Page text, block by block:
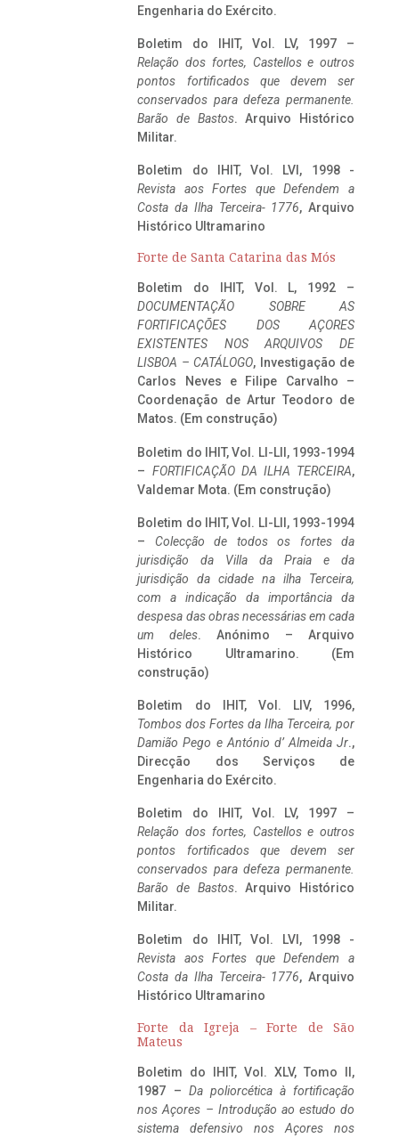
Engenharia do Exército.
Boletim do IHIT, Vol. LV, 1997 –
Relação dos fortes, Castellos e outros
pontos fortificados que devem ser
conservados para defeza permanente.
Barão de Bastos. Arquivo Histórico
Militar.
Boletim do IHIT, Vol. LVI, 1998 -
Revista aos Fortes que Defendem a
Costa da Ilha Terceira- 1776, Arquivo
Histórico Ultramarino
Forte de Santa Catarina das Mós
Boletim do IHIT, Vol. L, 1992 –
DOCUMENTAÇÃO SOBRE AS
FORTIFICAÇÕES DOS AÇORES
EXISTENTES NOS ARQUIVOS DE
LISBOA – CATÁLOGO, Investigação de
Carlos Neves e Filipe Carvalho –
Coordenação de Artur Teodoro de
Matos. (Em construção)
Boletim do IHIT, Vol. LI-LII, 1993-1994
– FORTIFICAÇÃO DA ILHA TERCEIRA,
Valdemar Mota. (Em construção)
Boletim do IHIT, Vol. LI-LII, 1993-1994
– Colecção de todos os fortes da
jurisdição da Villa da Praia e da
jurisdição da cidade na ilha Terceira,
com a indicação da importância da
despesa das obras necessárias em cada
um deles. Anónimo – Arquivo
Histórico Ultramarino. (Em
construção)
Boletim do IHIT, Vol. LIV, 1996,
Tombos dos Fortes da Ilha Terceira, por
Damião Pego e António d’ Almeida Jr.,
Direcção dos Serviços de
Engenharia do Exército.
Boletim do IHIT, Vol. LV, 1997 –
Relação dos fortes, Castellos e outros
pontos fortificados que devem ser
conservados para defeza permanente.
Barão de Bastos. Arquivo Histórico
Militar.
Boletim do IHIT, Vol. LVI, 1998 -
Revista aos Fortes que Defendem a
Costa da Ilha Terceira- 1776, Arquivo
Histórico Ultramarino
Forte da Igreja – Forte de São
Mateus
Boletim do IHIT, Vol. XLV, Tomo II,
1987 – Da poliorcética à fortificação
nos Açores – Introdução ao estudo do
sistema defensivo nos Açores nos